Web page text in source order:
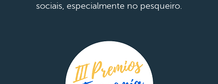
sociais, especialmente no pesqueiro.